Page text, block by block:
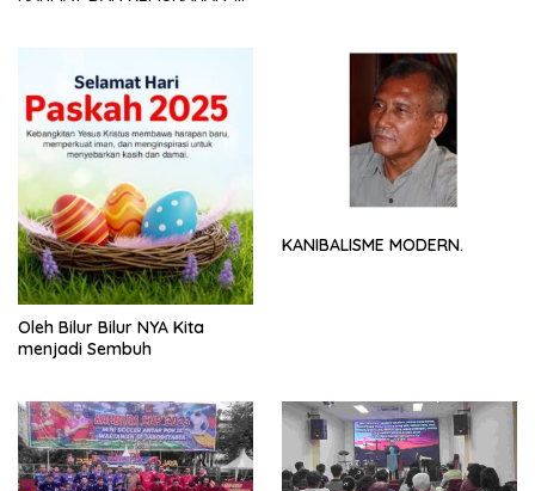
Oleh Bilur Bilur NYA Kita
menjadi Sembuh
KANIBALISME MODERN.